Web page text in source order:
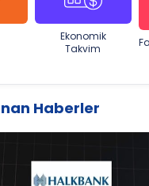
Ekonomik
Takvim
Haberler